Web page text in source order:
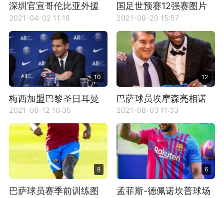
深圳官宣哥伦比亚外援
金特罗加盟 转会费590
万欧有望成标王
2021-04-02 11:18
国足世预赛12强赛图片
2021-08-20 15:57
10
梅西加盟巴黎圣日耳曼
壁纸
2021-08-12 10:35
12
巴萨球员埃摩森亮相诺
坎普
2021-08-03 11:33
8
巴萨球员赛季前训练图
6
孟菲斯-德佩诺坎普球场